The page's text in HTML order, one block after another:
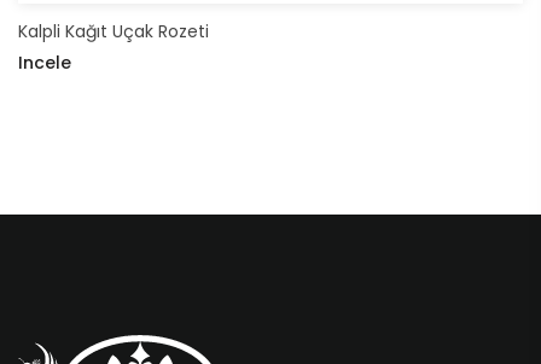
Kalpli Kağıt Uçak Rozeti
Incele